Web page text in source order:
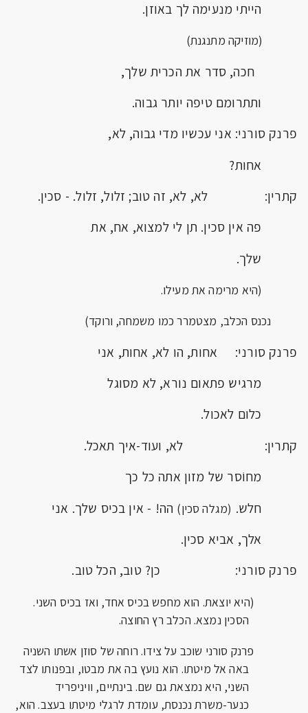
הייתי מנעימה לך באוזן.
(מוזיקה מתנגנת)
חכה, סדר את הכרית שלך,
ותתרומם טיפה יותר גבוה.
פרנק סורני: אני עכשיו מדי גבוה, לא,
אחות?
קתרין: לא, לא, זה טוב; זלול, זלול. - סכין.
פה אין סכין. תן לי למצוא, אח, את
שלך.
(היא מרימה את מעילו.
נכנס הכלב, מצטמרר כמו משמחה, ורוקד)
פרנק סורני: אחות, הו לא, אחות, אני
מרגיש פתאום נורא, לא מסוגל
כלום לאכול.
קתרין: לא, ועוד-איך תאכל.
מחוֹסר של מזון אתה כל כך
חלש. (מגלה סכין) הה! - אין בכיס שלך. אני
אלך, אביא סכין.
פרנק סורני: כן? טוב, הכל טוב.
(היא יוצאת. הוא מחפש בכיס אחד, ואז בכיס השני.
הסכין נמצא. הכלב רץ החוצה.
פרנק סורני שוכב על צידו. רוחה של סוזן אשתו השניה
באה אל מיטתו. הוא נועץ בה את מבטו, ובפנותו לצד
השני, היא נמצאת גם שם. בינתיים, וויניפריד
כנער-משרת נכנסת, עומדת לרגלי מיטתו בעצב. הוא,